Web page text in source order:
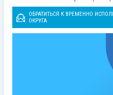
ОБРАТИТЬСЯ К ВРЕМЕННО
ОКРУГА